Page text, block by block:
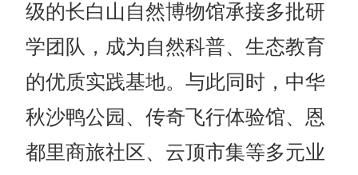
级的长白山自然博物馆承接多批研
学团队，成为自然科普、生态教育
的优质实践基地。与此同时，中华
秋沙鸭公园、传奇飞行体验馆、恩
都里商旅社区、云顶市集等多元业